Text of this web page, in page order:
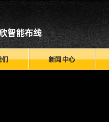
智能布线
们 新闻中心